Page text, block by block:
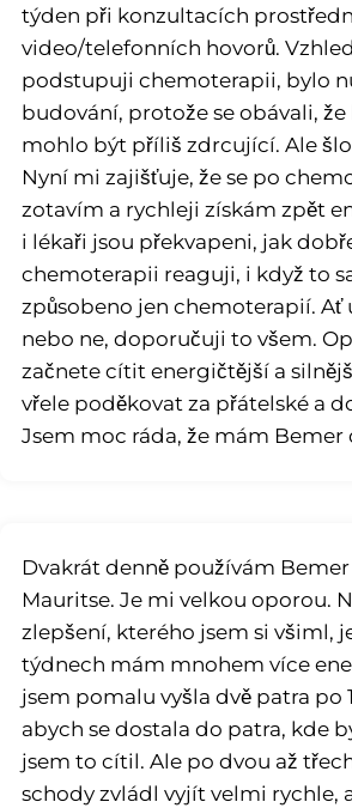
týden při konzultacích
video/telefonních hovorů.
podstupuji chemoterapii, bylo
budování, protože se obávali,
mohlo být příliš zdrcující. Ale
Nyní mi zajišťuje, že se po
zotavím a rychleji získám zpět
i lékaři jsou překvapeni, jak
chemoterapii reaguji, i když to
způsobeno jen chemoterapií. Ať
nebo ne, doporučuji to všem.
začnete cítit energičtější a
vřele poděkovat za přátelské a
Jsem moc ráda, že mám Bemer
Dvakrát denně používám
Mauritse. Je mi velkou oporou.
zlepšení, kterého jsem si všiml,
týdnech mám mnohem více
jsem pomalu vyšla dvě patra po
abych se dostala do patra, kde
jsem to cítil. Ale po dvou až
schody zvládl vyjít velmi rychle,